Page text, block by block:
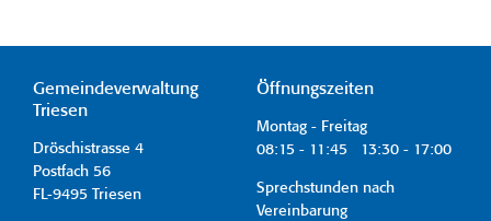
Gemeindeverwaltung
Triesen
Dröschistrasse 4
Postfach 56
FL-9495 Triesen
Öffnungszeiten
Montag - Freitag
08:15 - 11:45 13:30 - 17:00
Sprechstunden nach
Vereinbarung